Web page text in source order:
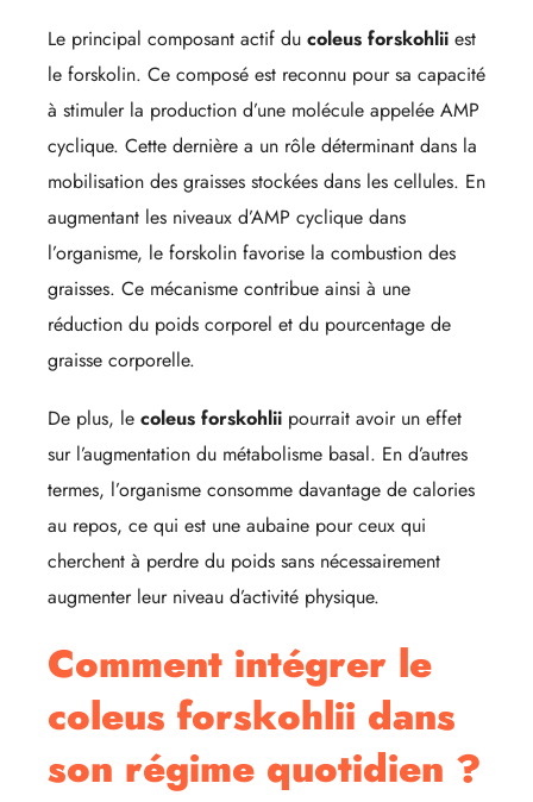
Le principal composant actif du coleus forskohlii est
le forskolin. Ce composé est reconnu pour sa capacité
à stimuler la production d’une molécule appelée AMP
cyclique. Cette dernière a un rôle déterminant dans la
mobilisation des graisses stockées dans les cellules. En
augmentant les niveaux d’AMP cyclique dans
l’organisme, le forskolin favorise la combustion des
graisses. Ce mécanisme contribue ainsi à une
réduction du poids corporel et du pourcentage de
graisse corporelle.
De plus, le coleus forskohlii pourrait avoir un effet
sur l’augmentation du métabolisme basal. En d’autres
termes, l’organisme consomme davantage de calories
au repos, ce qui est une aubaine pour ceux qui
cherchent à perdre du poids sans nécessairement
augmenter leur niveau d’activité physique.
Comment intégrer le
coleus forskohlii dans
son régime quotidien ?